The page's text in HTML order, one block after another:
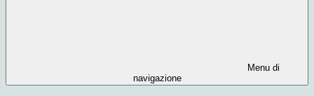
Menu di
navigazione